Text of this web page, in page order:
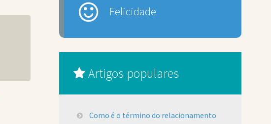
Felicidade
Artigos populares
Como é o término do relacionamento